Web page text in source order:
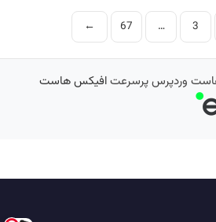
صفحه‌بندی
نوشته‌ها
3
…
67
←
وردپرس پرسرعتافیکس هاست